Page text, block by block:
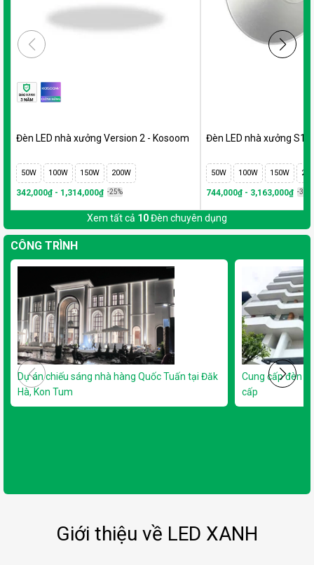
Đèn LED nhà xưởng Version 2 - Kosoom
50W 100W 150W 200W
342,000₫ - 1,314,000₫ -25%
Đèn LED nhà xưởng S1
50W 100W 150W
744,000₫ - 3,163,000₫ -35%
Xem tất cả 10Đèn chuyên dụng
CÔNG TRÌNH
Dự án chiếu sáng nhà hàng Quốc Tuấn tại Đăk
Hà, Kon Tum
Cung cấp đèn
cấp
Giới thiệu về LED XANH